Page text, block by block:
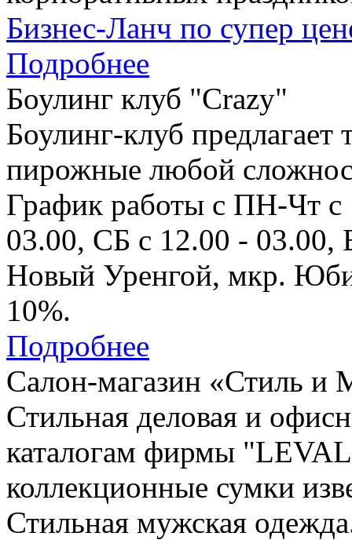
Бизнес-Ланч по супер
Подробнее
Боулинг клуб "Crazy"
Боулинг-клуб предлагает
пирожные любой
График работы с ПН-Чт
03.00, СБ с 12.00 - 03.00,
Новый Уренгой, мкр.
10%.
Подробнее
Салон-магазин «Стиль и
Стильная деловая и
каталогам фирмы
коллекционные сумки
Стильная мужская